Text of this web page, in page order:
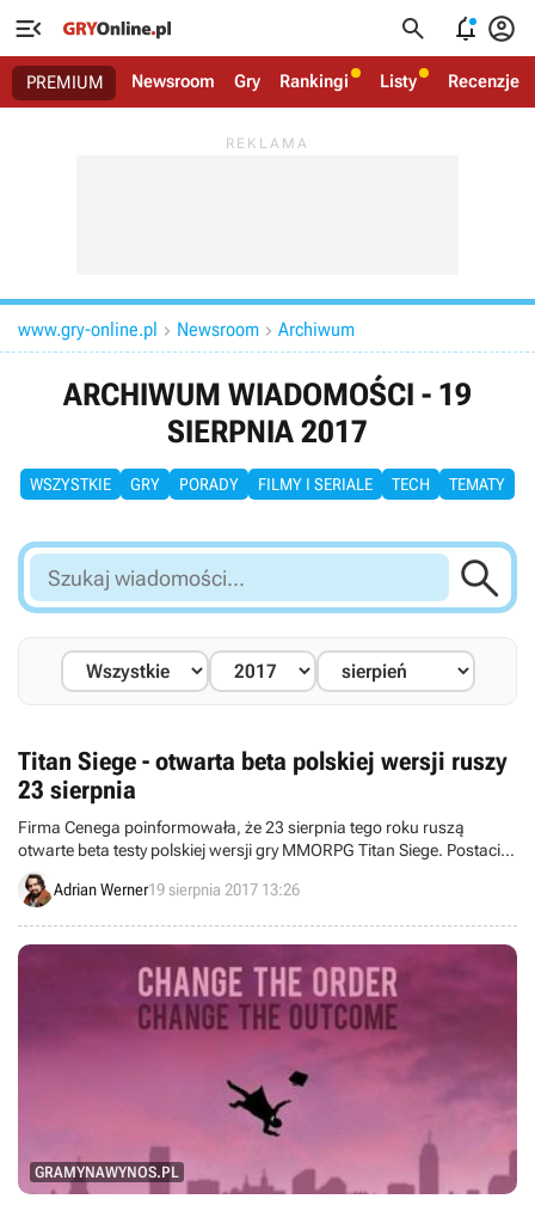
   
PREMIUM Newsroom Gry Rankingi Listy Recenzje
www.gry-online.pl  Newsroom  Archiwum
ARCHIWUM WIADOMOŚCI - 19
SIERPNIA 2017
WSZYSTKIE GRY PORADY FILMY I SERIALE TECH TEMATY
Szukaj
wiadomości...

Titan Siege - otwarta beta polskiej wersji ruszy
23 sierpnia
Firma Cenega poinformowała, że 23 sierpnia tego roku ruszą
otwarte beta testy polskiej wersji gry MMORPG Titan Siege. Postacie
z niej zostaną potem przeniesione do pełnej edycji gry, gdy ta
zadebiutuje na rynku.
Adrian Werner19 sierpnia 2017 13:26
GRAMYNAWYNOS.PL